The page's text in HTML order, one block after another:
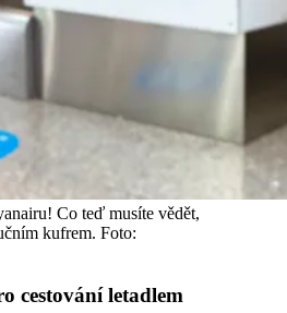
Co teď musíte vědět,
kufrem. Foto:
cestování letadlem